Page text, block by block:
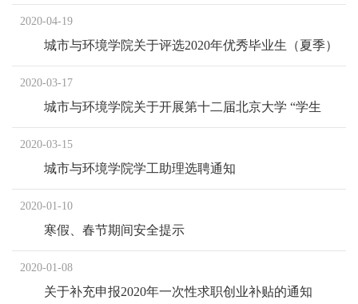
2020-04-19
城市与环境学院关于评选2020年优秀毕业生（夏季）
的通知
2020-03-17
城市与环境学院关于开展第十二届北京大学 “学生
五?四奖章”、“班级五?四奖杯”评选工作的通知
2020-03-15
城市与环境学院学工助理选聘通知
2020-01-10
寒假、春节期间安全提示
2020-01-08
关于补充申报2020年一次性求职创业补贴的通知